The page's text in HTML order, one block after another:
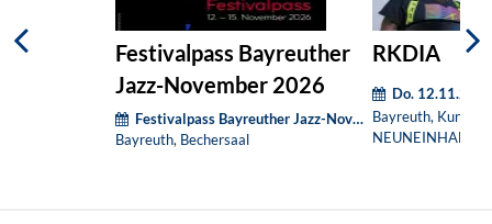
Festivalpass Bayreuther
Jazz-November 2026
Festivalpass Bayreuther Jazz-Nov - 19:30Uhr
Bayreuth, Bechersaal
RKDIA
Do.
Bayreuth, Kunst-
NEUNEINHALB